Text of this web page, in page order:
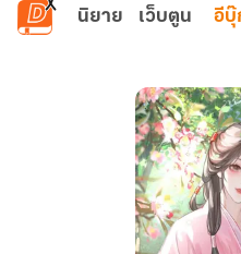
ข้ามไปยังเนื้อหาหลัก
นิยาย เว็บตูน อีบุ๊